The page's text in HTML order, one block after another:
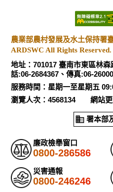
農業部農村發展及水土保持署
ARDSWC All Rights Reserved.
地址：701017 臺南市東區林森
話:06-2684367、傳真:06-
服務時間：星期一至星期五
瀏覽人次：4568134 網站更
署本部
廉政檢舉窗口
0800-286586
災害通報
0800-246246